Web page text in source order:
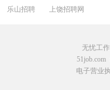
乐山招聘
上饶招聘网
无忧工
51job.com
电子营业